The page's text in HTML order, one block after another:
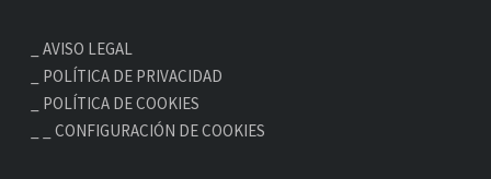
AVISO LEGAL
POLÍTICA DE PRIVACIDAD
POLÍTICA DE COOKIES
_ CONFIGURACIÓN DE COOKIES